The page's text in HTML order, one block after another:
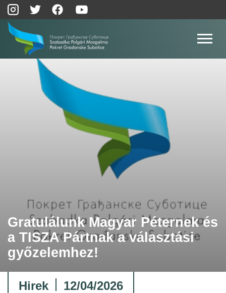
Gratulálunk Magyar Péternek és
a TISZA Pártnak a választási
győzelemhez!
Hirek 12/04/2026